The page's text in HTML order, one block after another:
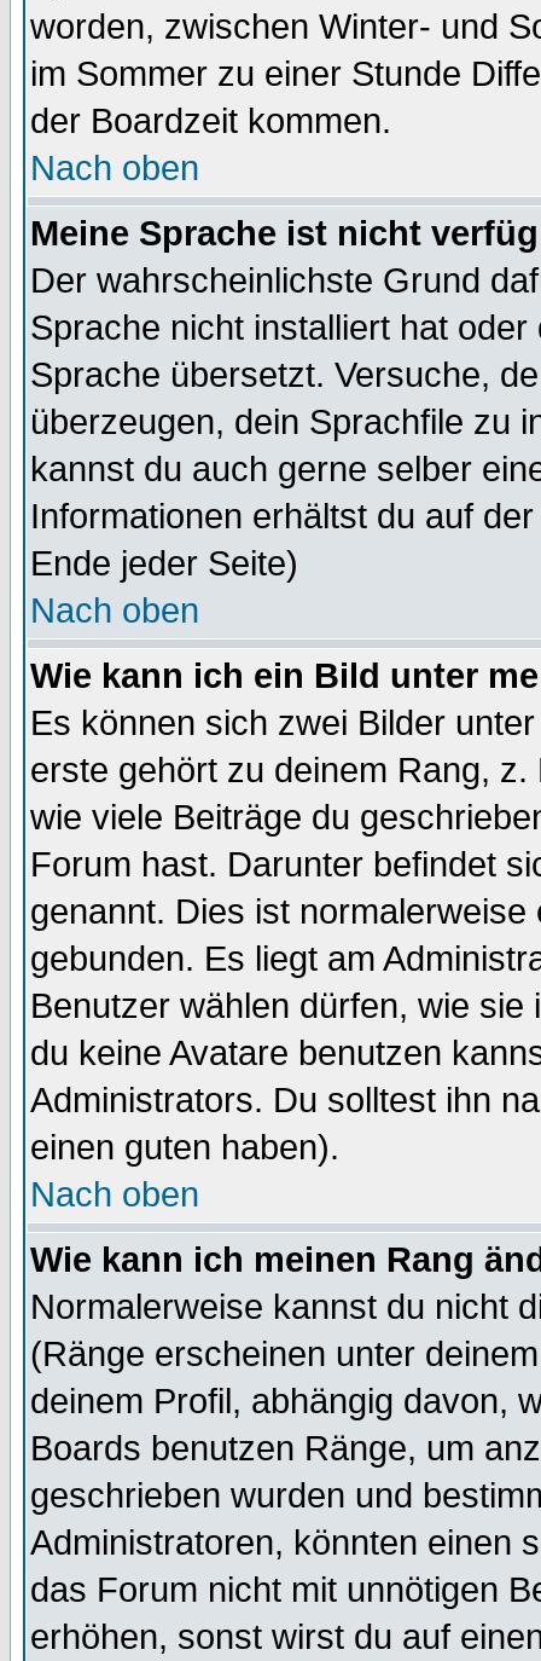
worden, zwischen Winter- und
im Sommer zu einer Stunde
der Boardzeit kommen.
Nach oben
Meine Sprache ist nicht
Der wahrscheinlichste Grund
Sprache nicht installiert hat
Sprache übersetzt. Versuche,
überzeugen, dein Sprachfile zu
kannst du auch gerne selber
Informationen erhältst du auf
Ende jeder Seite)
Nach oben
Wie kann ich ein Bild unter
Es können sich zwei Bilder
erste gehört zu deinem Rang,
wie viele Beiträge du
Forum hast. Darunter befindet
genannt. Dies ist
gebunden. Es liegt am
Benutzer wählen dürfen, wie
du keine Avatare benutzen
Administrators. Du solltest ihn
einen guten haben).
Nach oben
Wie kann ich meinen Rang
Normalerweise kannst du nicht
(Ränge erscheinen unter
deinem Profil, abhängig davon,
Boards benutzen Ränge, um
geschrieben wurden und
Administratoren, könnten einen
das Forum nicht mit unnötigen
erhöhen, sonst wirst du auf